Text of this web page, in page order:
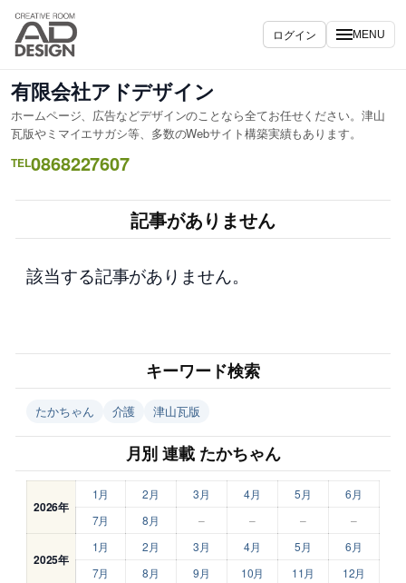
内
を
キ
ッ
プ
ログイン MENU
有限会社アドデザイン
ホームページ、広告などデザインのことなら全てお任せください。津山
瓦版やミマイエサガシ等、多数のWebサイト構築実績もあります。
TEL0868227607
記事がありません
該当する記事がありません。
キーワード検索
たかちゃん 介護 津山瓦版
月別 連載 たかちゃん
2026年
1月 2月 3月 4月 5月
6月
7月
8月 – – – –
2025年
1月 2月 3月 4月 5月
6月
7月
8月 9月 10月 11月 12月